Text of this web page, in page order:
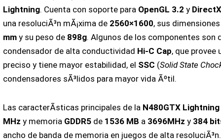
Lightning. Cuenta con soporte para OpenGL 3.2 y
una resoluciÃ³n mÃ¡xima de 2560×1600, sus
mm y su peso de 898g. Algunos de los componentes son
condensador de alta conductividad Hi-C Cap, que provee
preciso y tiene mayor estabilidad, el SSC (Solid State
condensadores sÃ³lidos para mayor vida Ãºtil.
Las caracterÃ­sticas principales de la N480GTX Lightning
MHz y memoria GDDR5 de 1536 MB a 3696MHz y 384
ancho de banda de memoria en juegos de alta